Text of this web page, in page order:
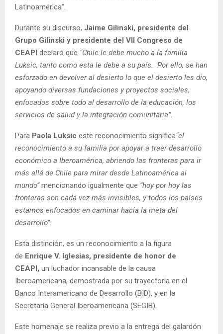
Latinoamérica”.
Durante su discurso, Jaime Gilinski, presidente del
Grupo Gilinski y presidente del VII Congreso de
CEAPI declaró que “Chile le debe mucho a la familia
Luksic, tanto como esta le debe a su país. Por ello, se han
esforzado en devolver al desierto lo que el desierto les dio,
apoyando diversas fundaciones y proyectos sociales,
enfocados sobre todo al desarrollo de la educación, los
servicios de salud y la integración comunitaria”.
Para Paola Luksic este reconocimiento significa“el
reconocimiento a su familia por apoyar a traer desarrollo
económico a Iberoamérica, abriendo las fronteras para ir
más allá de Chile para mirar desde Latinoamérica al
mundo”mencionando igualmente que “hoy por hoy las
fronteras son cada vez más invisibles, y todos los países
estamos enfocados en caminar hacia la meta del
desarrollo”.
Esta distinción, es un reconocimiento a la figura
de Enrique V. Iglesias, presidente de honor de
CEAPI, un luchador incansable de la causa
Iberoamericana, demostrada por su trayectoria en el
Banco Interamericano de Desarrollo (BID), y en la
Secretaría General Iberoamericana (SEGIB).
Este homenaje se realiza previo a la entrega del galardón